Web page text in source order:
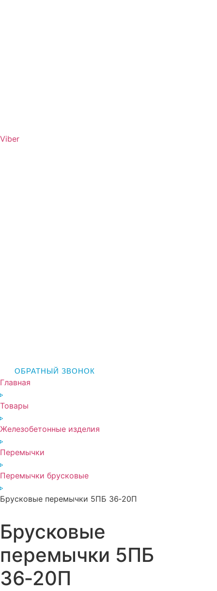
Viber
ОБРАТНЫЙ ЗВОНОК
Главная
Товары
Железобетонные изделия
Перемычки
Перемычки брусковые
Брусковые перемычки 5ПБ 36‑20П
Брусковые
перемычки 5ПБ
36‑20П